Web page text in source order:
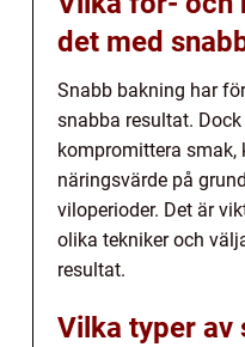
det med
Snabb bakning har
snabba resultat.
kompromittera smak,
näringsvärde på
viloperioder. Det är
olika tekniker och
resultat.
Vilka typer av